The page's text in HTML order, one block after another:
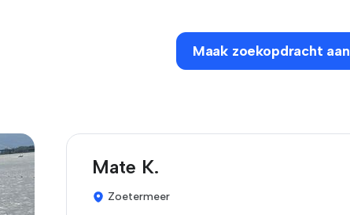
Maak zoekopdracht aan
Mate K.
Zoetermeer